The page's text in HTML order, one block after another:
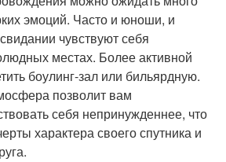
эмоций. Часто и юноши, и
чувствуют себя
местах. Более активной
боулинг-зал или бильярдную.
позволит вам
себя непринужденнее, что
характера своего спутника и